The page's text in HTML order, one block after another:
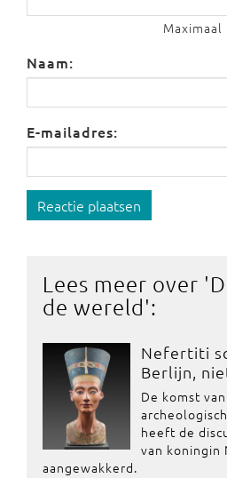
Naam:
E-mailadres:
Reactie plaatsen
Lees meer over '
de wereld':
Nefertiti
Berlijn,
De komst
heeft de
van
aangewakkerd.